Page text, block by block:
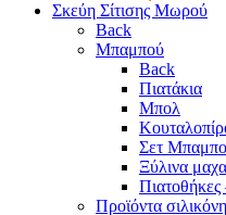
Σκεύη Σίτισης Μωρού
Back
Μπαμπού
Back
Πιατάκια
Μπολ
Σετ
Ξύλινα
Προϊόντα